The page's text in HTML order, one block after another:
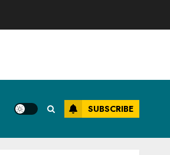
SUBSCRIBE